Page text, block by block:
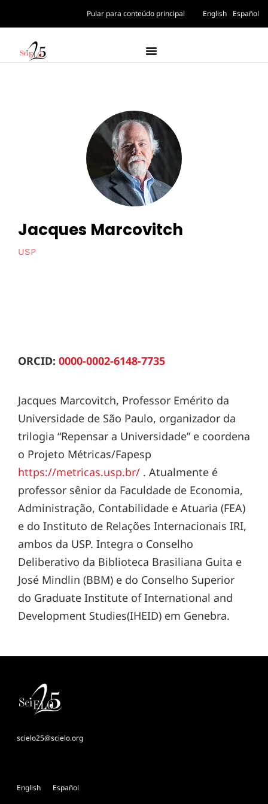
Pular para conteúdo principal English Español
Jacques Marcovitch
USP
ORCID: 0000-0002-6148-7735
Jacques Marcovitch, Professor Emérito da
Universidade de São Paulo, organizador da
trilogia “Repensar a Universidade” e coordena
o Projeto Métricas/Fapesp
https://metricas.usp.br/ . Atualmente é
professor sênior da Faculdade de Economia,
Administração, Contabilidade e Atuaria (FEA)
e do Instituto de Relações Internacionais IRI,
ambos da USP. Integra o Conselho
Deliberativo da Biblioteca Brasiliana Guita e
José Mindlin (BBM) e do Conselho Superior
do Graduate Institute of International and
Development Studies(IHEID) em Genebra.
scielo25@scielo.org
English Español